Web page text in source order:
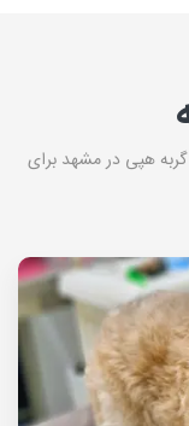
ه‍پی در مشهد برای